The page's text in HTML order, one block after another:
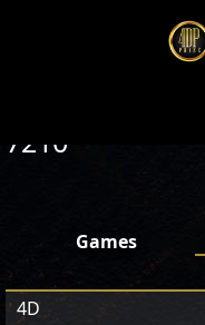
7210
Games
4D